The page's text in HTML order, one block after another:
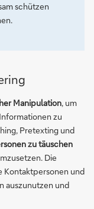
schützen
Manipulation, um
zu
Pretexting und
zu täuschen
Die
Kontaktpersonen und
auszunutzen und